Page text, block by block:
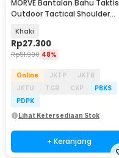
MORVE Bantalan Bahu Taktis
Outdoor Tactical Shoulder
Khaki
Rp27.300
Rp51.900 48%
Online JKTP
JKTB
JKTU
TGR CKP
PBKS
PDPK
Lihat Ketersediaan Stok
+ Keranjang